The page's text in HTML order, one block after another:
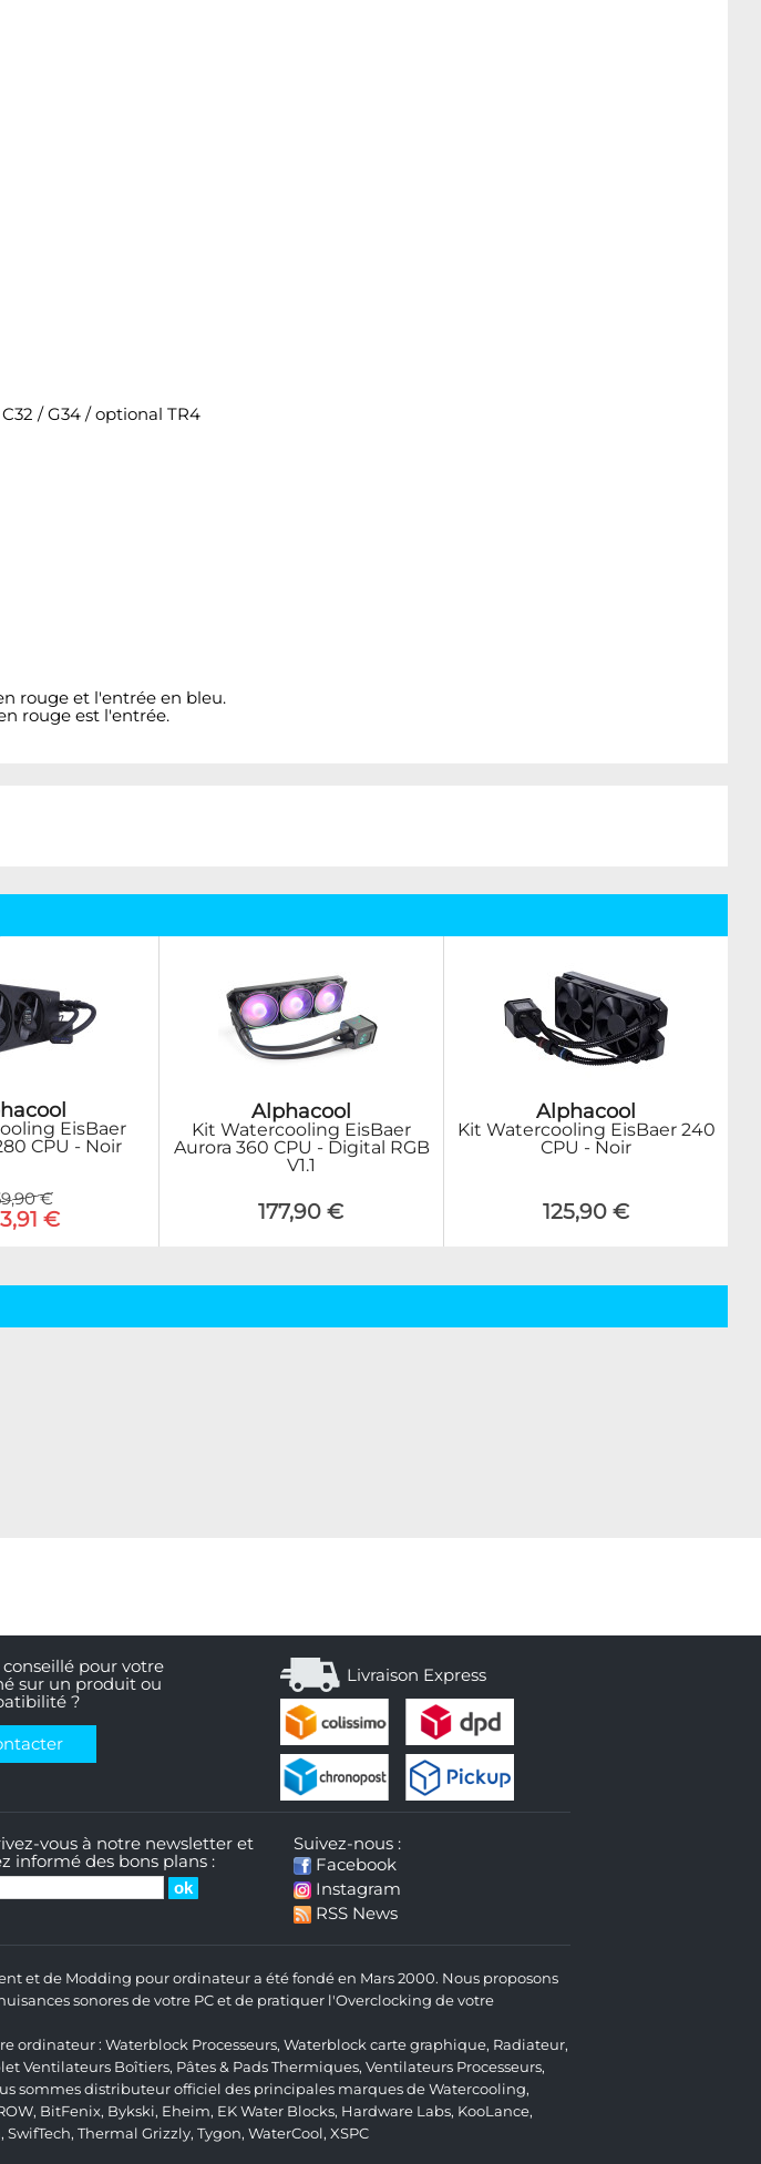
/ G34 / optional TR4
rouge et l'entrée en bleu.
rouge est l'entrée.
EisBaer
CPU - Noir
€
€
Alphacool
Kit Watercooling EisBaer
Aurora 360 CPU - Digital RGB
V1.1
177,90 €
Alphacool
Kit Watercooling EisBaer 240
CPU - Noir
125,90 €
pour votre
sur un produit ou
?
Livraison Express
vous à notre newsletter et
informé des bons plans :
Suivez-nous :
Facebook
Instagram
RSS News
et de Modding pour ordinateur a été fondé en Mars 2000. Nous proposons
sonores de votre PC et de pratiquer l'Overclocking de votre
ordinateur : Waterblock Processeurs, Waterblock carte graphique, Radiateur,
Ventilateurs Boîtiers, Pâtes & Pads Thermiques, Ventilateurs Processeurs,
sommes distributeur officiel des principales marques de Watercooling,
, BitFenix, Bykski, Eheim, EK Water Blocks, Hardware Labs, KooLance,
, SwifTech, Thermal Grizzly, Tygon, WaterCool, XSPC